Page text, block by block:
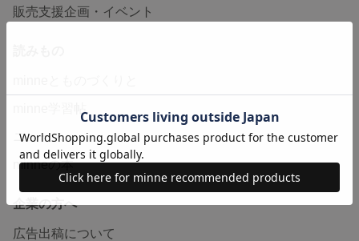
販売支援企画・イベント
ニュース
minneの本
企業の方へ
広告出稿について